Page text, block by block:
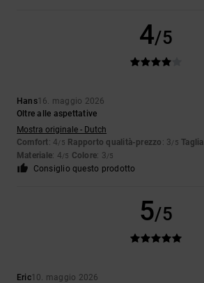
4/5
Hans16. maggio 2026
Oltre alle aspettative
Mostra originale - Dutch
Comfort: 4/5 Rapporto qualità-prezzo : 3/5 Taglia
Materiale: 4/5 Colore: 3/5
Consiglio questo prodotto
5/5
Eric10. maggio 2026